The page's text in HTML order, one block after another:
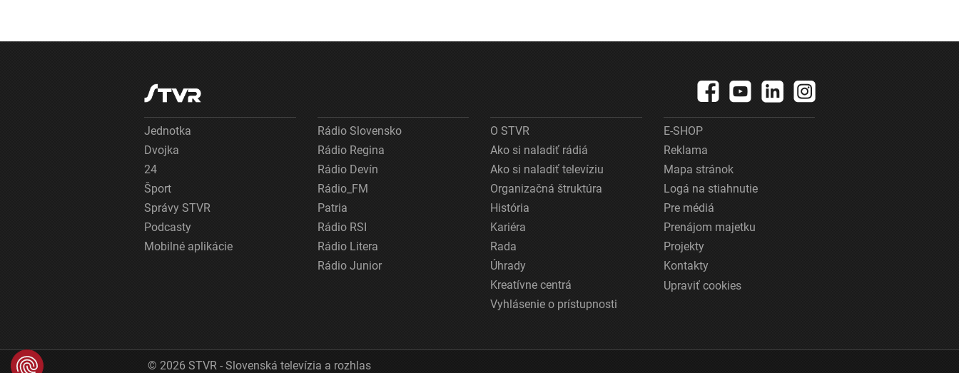
Jednotka
Dvojka
24
Šport
Správy STVR
Podcasty
Mobilné aplikácie
Rádio Slovensko
Rádio Regina
Rádio Devín
Rádio_FM
Patria
Rádio RSI
Rádio Litera
Rádio Junior
O STVR
Ako si naladiť rádiá
Ako si naladiť televíziu
Organizačná štruktúra
História
Kariéra
Rada
Úhrady
Kreatívne centrá
Vyhlásenie o prístupnosti
E-SHOP
Reklama
Mapa stránok
Logá na stiahnutie
Pre médiá
Prenájom majetku
Projekty
Kontakty
Upraviť cookies
© 2026 STVR - Slovenská televízia a rozhlas